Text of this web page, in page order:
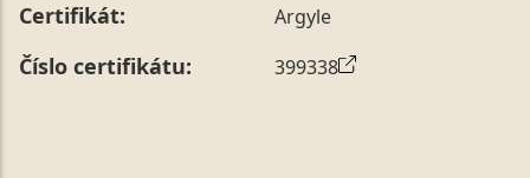
Certifikát: Argyle
Číslo certifikátu: 399338